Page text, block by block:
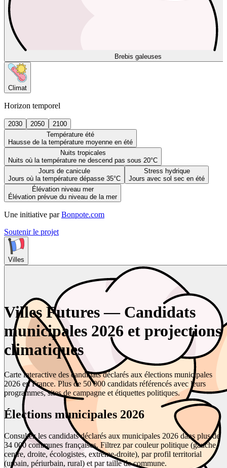
Brebis galeuses
Climat
Horizon temporel
2030 2050
2100
Température été
Hausse de la température moyenne en été
Nuits tropicales
Nuits où la température ne descend pas sous 20°C
Jours de canicule
Jours où la température dépasse 35°C
Stress hydrique
Jours avec sol sec en été
Élévation niveau mer
Élévation prévue du niveau de la mer
Une initiative par Bonpote.com
Soutenir le projet
Villes
Villes Futures — Candidats
municipales 2026 et projections
climatiques
Carte interactive des candidats déclarés aux élections municipales
2026 en France. Plus de 50 000 candidats référencés avec leurs
programmes, sites de campagne et étiquettes politiques.
Élections municipales 2026
Consultez les candidats déclarés aux municipales 2026 dans plus de
34 000 communes françaises. Filtrez par couleur politique (gauche,
centre, droite, écologistes, extrême-droite), par profil territorial
(urbain, périurbain, rural) et par taille de commune.